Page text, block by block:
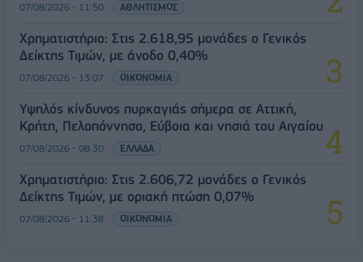
07/08/2026 - 11:50 ΑΘΛΗΤΙΣΜΟΣ
Χρηματιστήριο: Στις 2.618,95 μονάδες ο Γενικός
Δείκτης Τιμών, με άνοδο 0,40%
07/08/2026 - 13:07 ΟΙΚΟΝΟΜΙΑ
Υψηλός κίνδυνος πυρκαγιάς σήμερα σε Αττική,
Κρήτη, Πελοπόννησο, Εύβοια και νησιά του Αιγαίου
07/08/2026 - 08:30 ΕΛΛΑΔΑ
Χρηματιστήριο: Στις 2.606,72 μονάδες ο Γενικός
Δείκτης Τιμών, με οριακή πτώση 0,07%
07/08/2026 - 11:38 ΟΙΚΟΝΟΜΙΑ